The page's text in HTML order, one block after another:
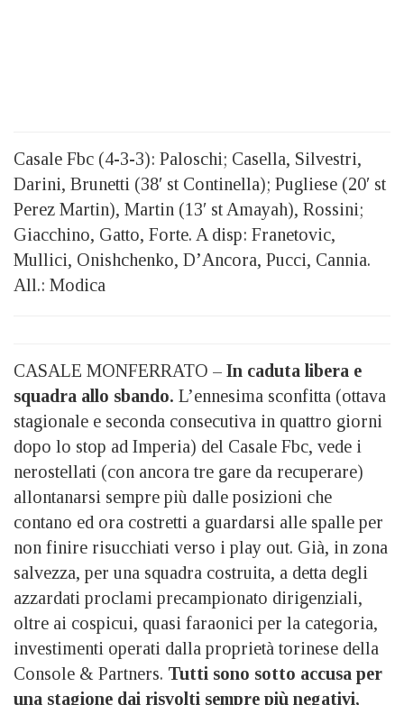
Casale Fbc (4-3-3): Paloschi; Casella, Silvestri,
Darini, Brunetti (38′ st Continella); Pugliese (20′ st
Perez Martin), Martin (13′ st Amayah), Rossini;
Giacchino, Gatto, Forte. A disp: Franetovic,
Mullici, Onishchenko, D’Ancora, Pucci, Cannia.
All.: Modica
CASALE MONFERRATO – In caduta libera e
squadra allo sbando. L’ennesima sconfitta (ottava
stagionale e seconda consecutiva in quattro giorni
dopo lo stop ad Imperia) del Casale Fbc, vede i
nerostellati (con ancora tre gare da recuperare)
allontanarsi sempre più dalle posizioni che
contano ed ora costretti a guardarsi alle spalle per
non finire risucchiati verso i play out. Già, in zona
salvezza, per una squadra costruita, a detta degli
azzardati proclami precampionato dirigenziali,
oltre ai cospicui, quasi faraonici per la categoria,
investimenti operati dalla proprietà torinese della
Console & Partners. Tutti sono sotto accusa per
una stagione dai risvolti sempre più negativi,